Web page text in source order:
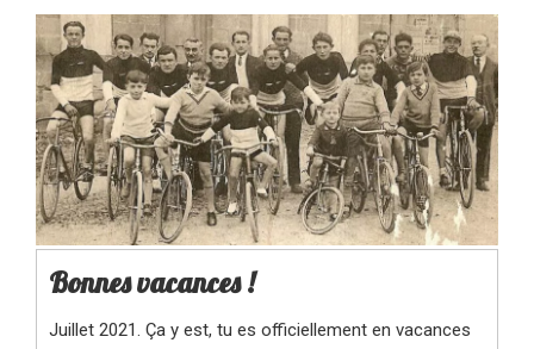
Bonnes vacances !
Juillet 2021. Ça y est, tu es officiellement en vacances